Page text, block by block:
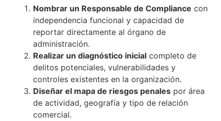
Nombrar un Responsable de Compliance con
independencia funcional y capacidad de
reportar directamente al órgano de
administración.
Realizar un diagnóstico inicialcompleto de
delitos potenciales, vulnerabilidades y
controles existentes en la organización.
Diseñar el mapa de riesgos penalespor área
de actividad, geografía y tipo de relación
comercial.